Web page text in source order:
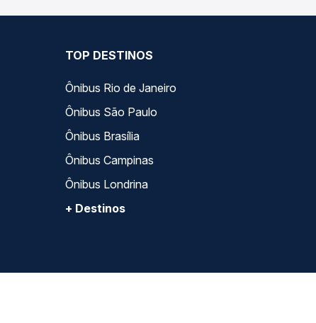
TOP DESTINOS
Ônibus Rio de Janeiro
Ônibus São Paulo
Ônibus Brasília
Ônibus Campinas
Ônibus Londrina
+ Destinos